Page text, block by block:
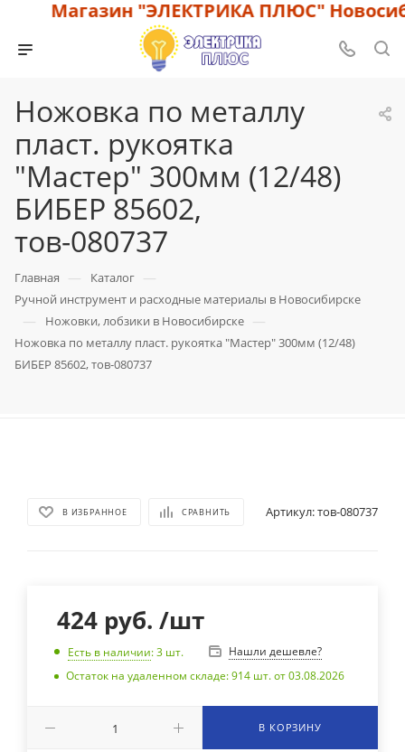
Магазин "ЭЛЕКТРИКА ПЛЮС"
Ножовка по металлу
пласт. рукоятка
"Мастер" 300мм (12/48)
БИБЕР 85602,
тов-080737
Главная — Каталог —
Ручной инструмент и расходные материалы в Новосибирске
— Ножовки, лобзики в Новосибирске —
Ножовка по металлу пласт. рукоятка "Мастер" 300мм (12/48)
БИБЕР 85602, тов-080737
В ИЗБРАННОЕ СРАВНИТЬ Артикул:тов-080737
424 руб. /шт
Есть в наличии: 3 шт.
Нашли дешевле?
Остаток на удаленном складе: 914 шт. от 03.08.2026
В КОРЗИНУ